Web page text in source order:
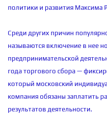
политики и развития Максима
Среди других причин
называются включение в нее
предпринимательской
года торгового сбора —
который московский
компания обязаны заплатить
результатов деятельности.